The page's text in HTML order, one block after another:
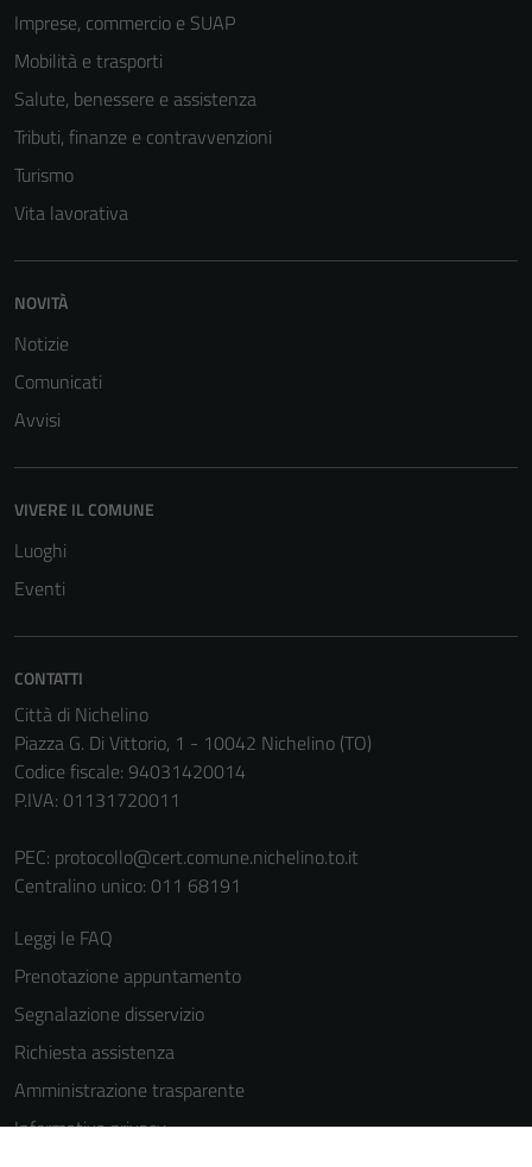
Imprese, commercio e SUAP
Mobilità e trasporti
Salute, benessere e assistenza
Tributi, finanze e contravvenzioni
Turismo
Vita lavorativa
NOVITÀ
Notizie
Comunicati
Avvisi
VIVERE IL COMUNE
Luoghi
Eventi
CONTATTI
Città di Nichelino
Piazza G. Di Vittorio, 1 - 10042 Nichelino (TO)
Codice fiscale: 94031420014
P.IVA: 01131720011
PEC: protocollo@cert.comune.nichelino.to.it
Centralino unico: 011 68191
Leggi le FAQ
Prenotazione appuntamento
Segnalazione disservizio
Richiesta assistenza
Amministrazione trasparente
Informativa privacy
Tecnici